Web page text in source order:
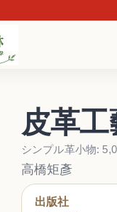
皮革
シンプル革小物:
高橋矩彥
出版社